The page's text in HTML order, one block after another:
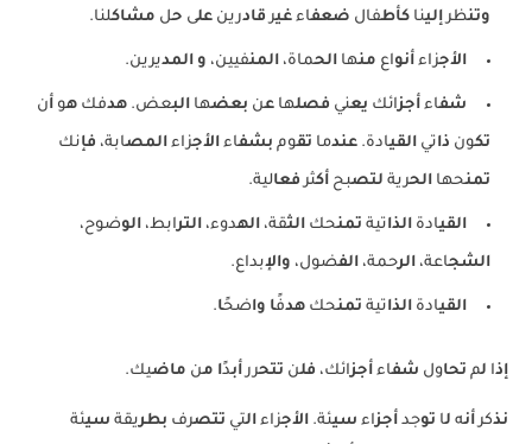
وتنظرإلينا كأطفال ضعفاء غيرقادرين على حل مشاكلنا.
الأجزاء أنواع منها الحماة، المنفيين، و المديرين.
شفاء أجزائك يعني فصلها عن بعضها البعض. هدفك هو أن
تكون ذاتي القيادة. عندما تقوم بشفاء الأجزاء المصابة، فإنك
تمنحها الحرية لتصبح أكثرفعالية.
القيادة الذاتية تمنحك الثقة، الهدوء، الترابط، الوضوح،
الشجاعة، الرحمة، الفضول، والإبداع.
القيادة الذاتية تمنحك هدفًا واضحًا.
إذا لم تحاول شفاء أجزائك، فلن تتحررأبدًا من ماضيك.
نذكر أنه لا توجد أجزاء سيئة. الأجزاء التي تتصرف بطريقة سيئة